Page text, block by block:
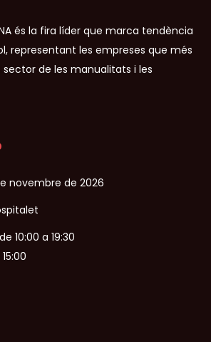
és la fira líder que marca tendència
representant les empreses que més
de les manualitats i les
novembre de 2026
10:00 a 19:30